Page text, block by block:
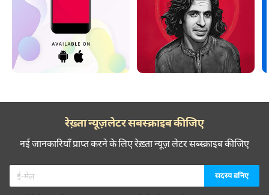
रेख़्ता न्यूज़लेटर सबस्क्राइब कीजिए
नई जानकारियाँ प्राप्त करने के लिए रेख़्ता न्यूज़ लेटर सब्स्क्राइब कीजिए